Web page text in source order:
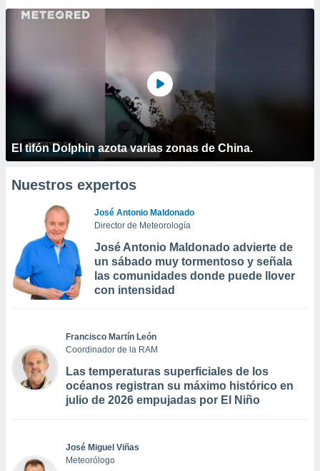
El tifón Dolphin azota varias zonas de China.
Nuestros expertos
José Antonio Maldonado
Director de Meteorología
José Antonio Maldonado advierte de
un sábado muy tormentoso y señala
las comunidades donde puede llover
con intensidad
Francisco Martín León
Coordinador de la RAM
Las temperaturas superficiales de los
océanos registran su máximo histórico en
julio de 2026 empujadas por El Niño
José Miguel Viñas
Meteorólogo